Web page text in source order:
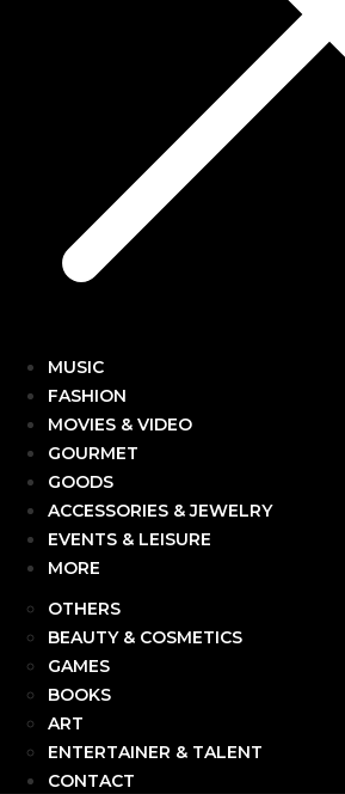
MUSIC
FASHION
MOVIES & VIDEO
GOURMET
GOODS
ACCESSORIES & JEWELRY
EVENTS & LEISURE
MORE
OTHERS
BEAUTY & COSMETICS
GAMES
BOOKS
ART
ENTERTAINER & TALENT
CONTACT